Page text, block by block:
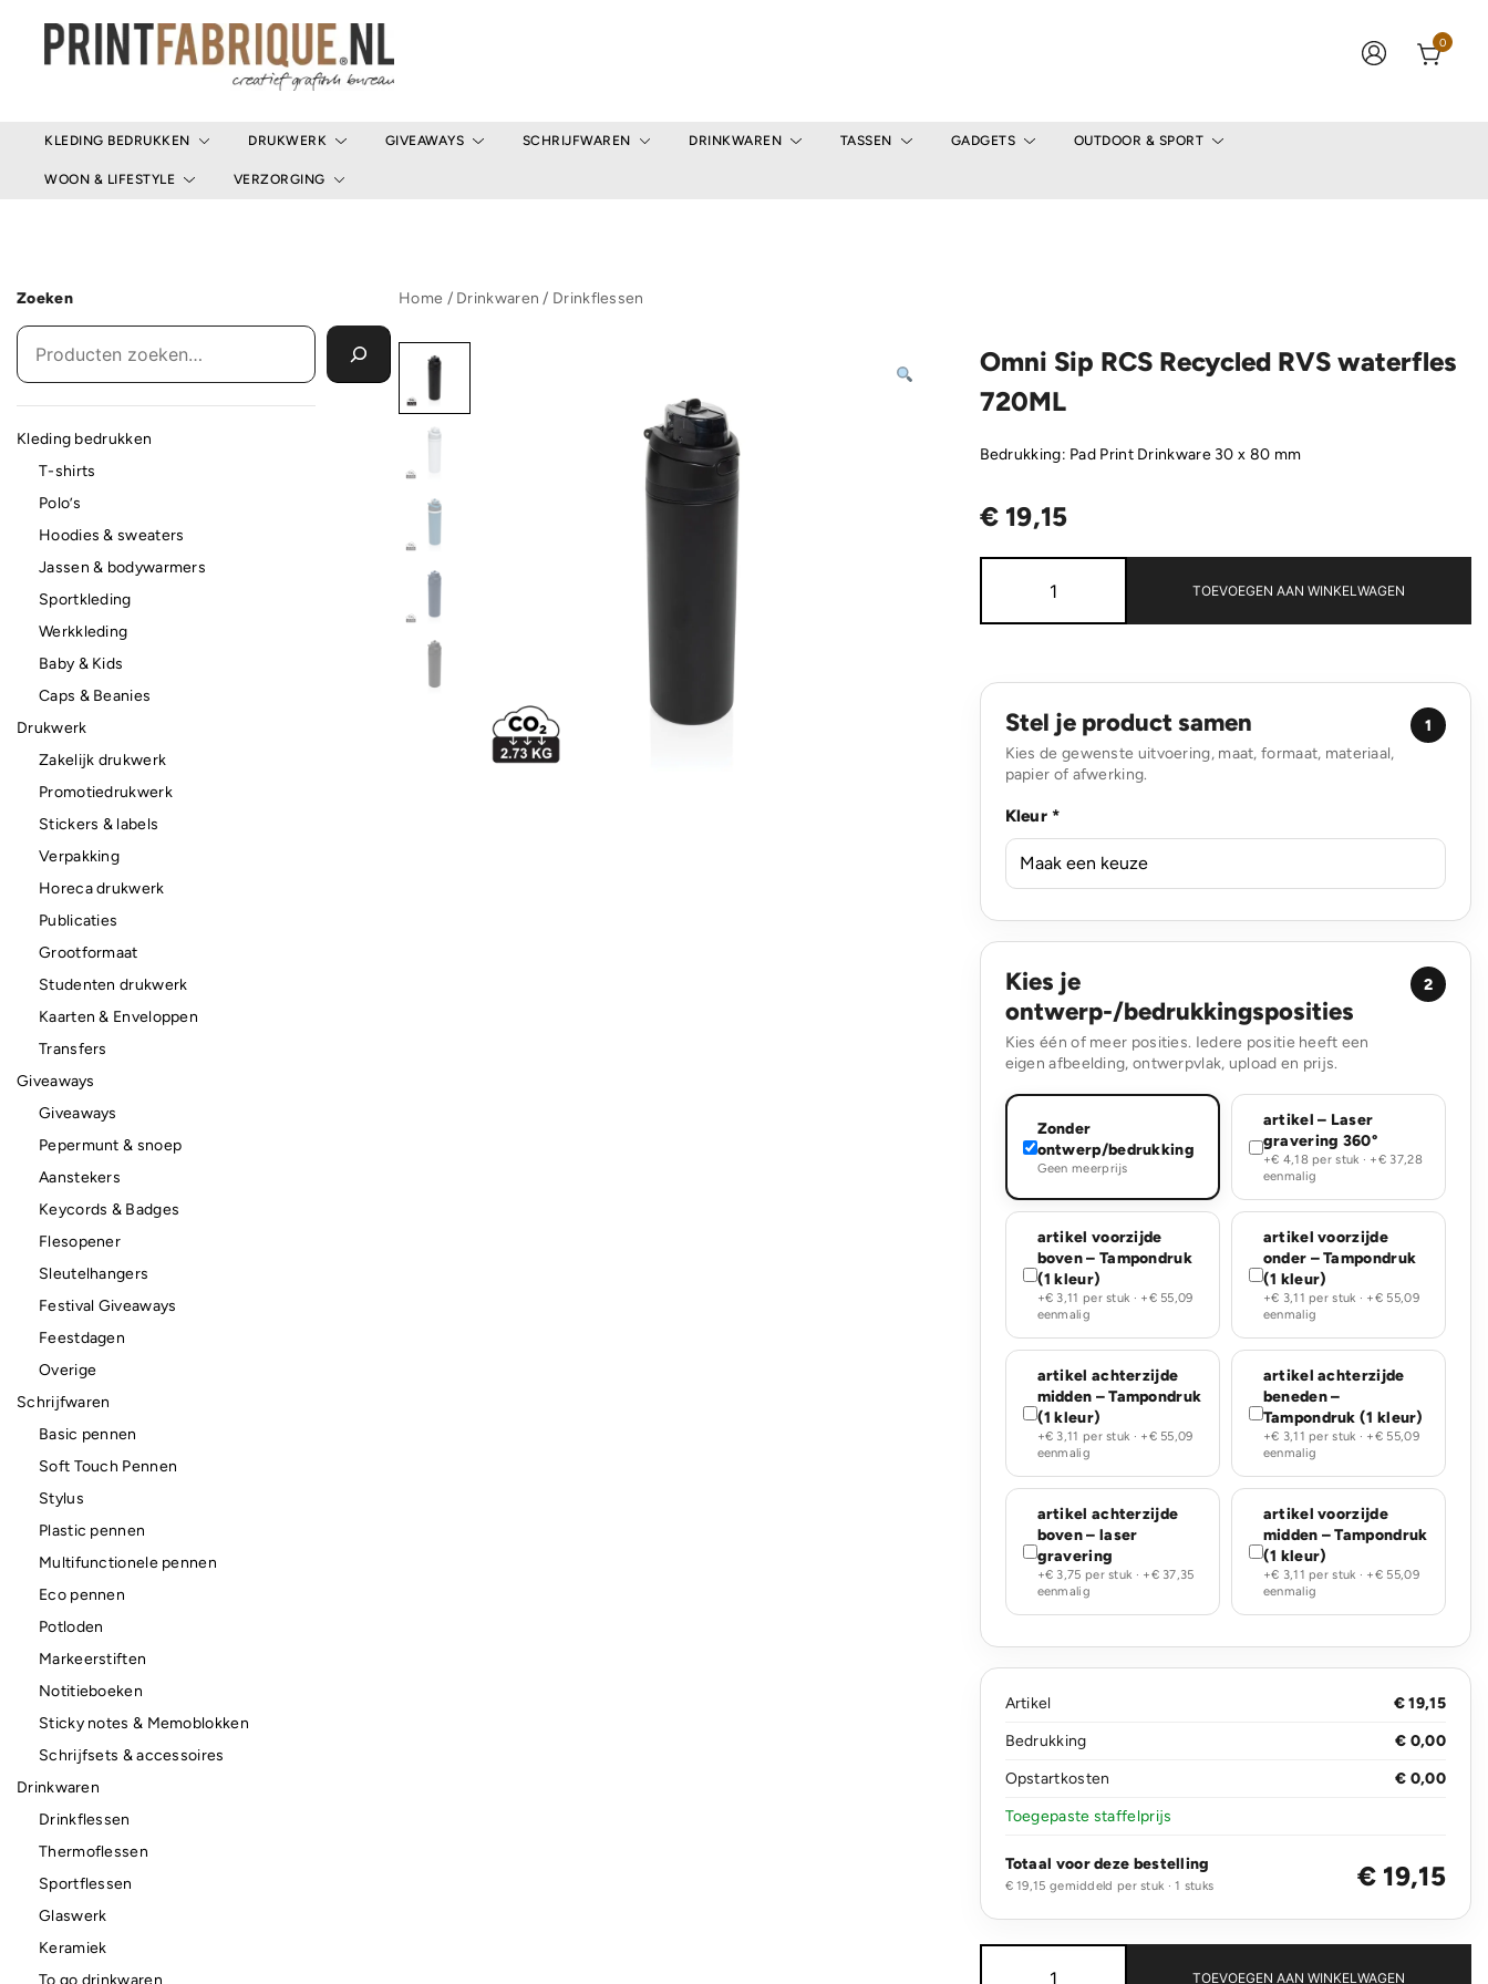
0
KLEDING BEDRUKKEN DRUKWERK GIVEAWAYS SCHRIJFWAREN DRINKWAREN TASSEN GADGETS OUTDOOR & SPORT
WOON & LIFESTYLE VERZORGING
Home / Drinkwaren / Drinkflessen
Omni Sip RCS Recycled RVS waterfles
720ML
Bedrukking: Pad Print Drinkware 30 x 80 mm
€19,15
Sip
aantal
TOEVOEGEN AAN WINKELWAGEN
Stel je product samen
Kies de gewenste uitvoering, maat, formaat, materiaal,
papier of afwerking.
1
Kleur *
Kies je
ontwerp-/bedrukkingsposities
Kies één of meer posities. Iedere positie heeft een
eigen afbeelding, ontwerpvlak, upload en prijs.
2
Zonder
ontwerp/bedrukking
Geen meerprijs
artikel – Laser
gravering 360°
+€ 4,18 per stuk · +€ 37,28
eenmalig
artikel voorzijde
boven – Tampondruk
(1 kleur)
+€ 3,11 per stuk · +€ 55,09
eenmalig
artikel voorzijde
onder – Tampondruk
(1 kleur)
+€ 3,11 per stuk · +€ 55,09
eenmalig
artikel achterzijde
midden – Tampondruk
(1 kleur)
+€ 3,11 per stuk · +€ 55,09
eenmalig
artikel achterzijde
beneden –
Tampondruk (1 kleur)
+€ 3,11 per stuk · +€ 55,09
eenmalig
artikel achterzijde
boven – laser
gravering
+€ 3,75 per stuk · +€ 37,35
eenmalig
artikel voorzijde
midden – Tampondruk
(1 kleur)
+€ 3,11 per stuk · +€ 55,09
eenmalig
Artikel
€ 19,15
Bedrukking
€ 0,00
Opstartkosten
€ 0,00
Toegepaste staffelprijs
Totaal voor deze bestelling
€ 19,15 gemiddeld per stuk · 1 stuks € 19,15
Sip
TOEVOEGEN AAN WINKELWAGEN
Zoeken
Kleding bedrukken
T-shirts
Polo’s
Hoodies & sweaters
Jassen & bodywarmers
Sportkleding
Werkkleding
Baby & Kids
Caps & Beanies
Drukwerk
Zakelijk drukwerk
Promotiedrukwerk
Stickers & labels
Verpakking
Horeca drukwerk
Publicaties
Grootformaat
Studenten drukwerk
Kaarten & Enveloppen
Transfers
Giveaways
Giveaways
Pepermunt & snoep
Aanstekers
Keycords & Badges
Flesopener
Sleutelhangers
Festival Giveaways
Feestdagen
Overige
Schrijfwaren
Basic pennen
Soft Touch Pennen
Stylus
Plastic pennen
Multifunctionele pennen
Eco pennen
Potloden
Markeerstiften
Notitieboeken
Sticky notes & Memoblokken
Schrijfsets & accessoires
Drinkwaren
Drinkflessen
Thermoflessen
Sportflessen
Glaswerk
Keramiek
To go drinkwaren